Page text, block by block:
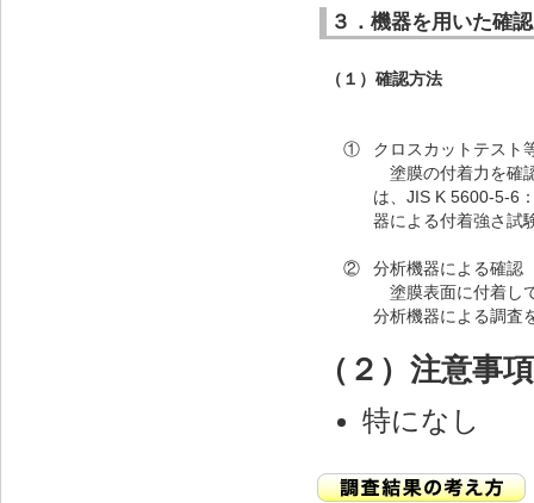
３．機器を用いた確認
（１）確認方法
①
クロスカットテスト
塗膜の付着力を確
は、JIS K 5600-5-6
器による付着強さ試
②
分析機器による確認
塗膜表面に付着し
分析機器による調査
（２）注意事
特になし